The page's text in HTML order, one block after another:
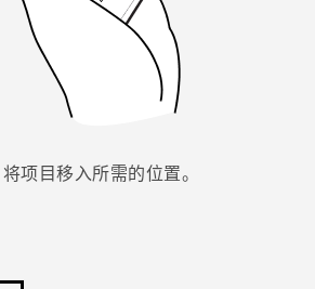
项目移入所需的位置。